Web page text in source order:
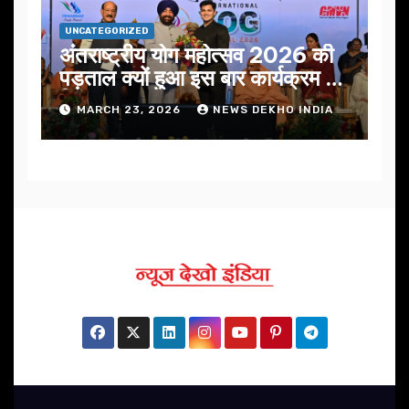
UNCATEGORIZED
अंतराष्ट्रीय योग महोत्सव 2026 की
पड़ताल क्यों हुआ इस बार कार्यक्रम में
निखार
MARCH 23, 2026 NEWS DEKHO INDIA